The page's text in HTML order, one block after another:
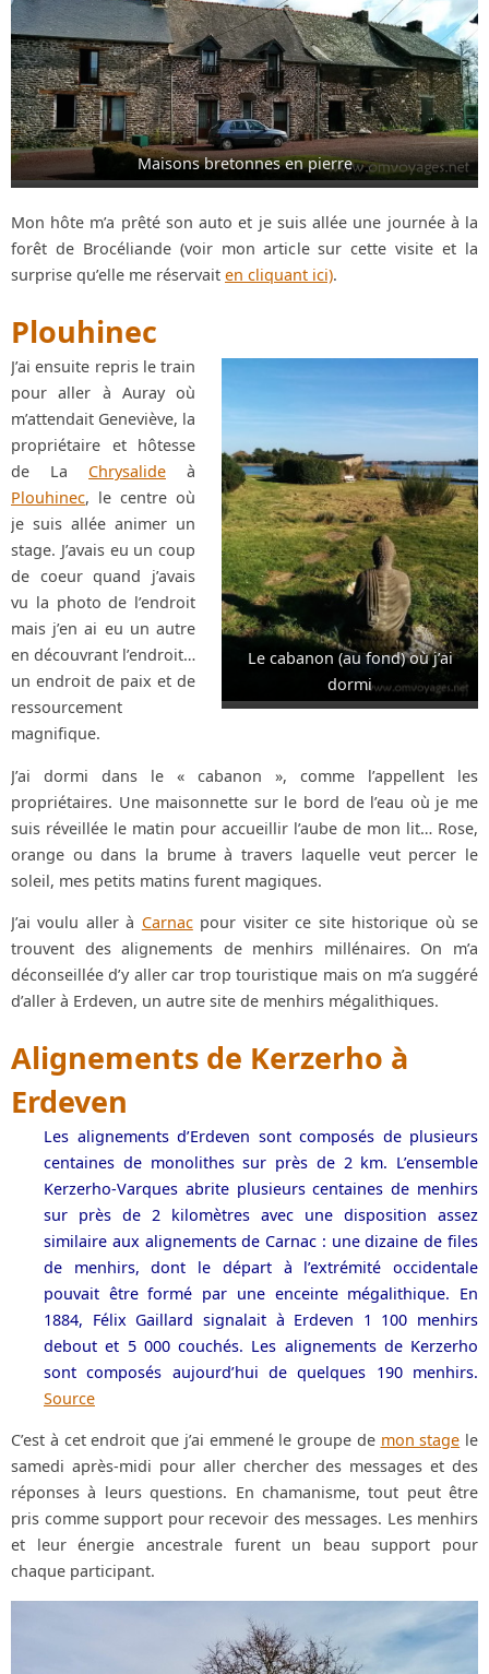
Maisons bretonnes en pierre
Mon hôte m’a prêté son auto et je suis allée une journée à la
forêt de Brocéliande (voir mon article sur cette visite et la
surprise qu’elle me réservait en cliquant ici).
Plouhinec
Le cabanon (au fond) où j’ai
dormi
J’ai ensuite repris le train
pour aller à Auray où
m’attendait Geneviève, la
propriétaire et hôtesse
de La Chrysalide à
Plouhinec, le centre où
je suis allée animer un
stage. J’avais eu un coup
de coeur quand j’avais
vu la photo de l’endroit
mais j’en ai eu un autre
en découvrant l’endroit…
un endroit de paix et de
ressourcement
magnifique.
J’ai dormi dans le « cabanon », comme l’appellent les
propriétaires. Une maisonnette sur le bord de l’eau où je me
suis réveillée le matin pour accueillir l’aube de mon lit… Rose,
orange ou dans la brume à travers laquelle veut percer le
soleil, mes petits matins furent magiques.
J’ai voulu aller à Carnacpour visiter ce site historique où se
trouvent des alignements de menhirs millénaires. On m’a
déconseillée d’y aller car trop touristique mais on m’a suggéré
d’aller à Erdeven, un autre site de menhirs mégalithiques.
Alignements de Kerzerho à
Erdeven
Les alignements d’Erdeven sont composés de plusieurs
centaines de monolithes sur près de 2 km. L’ensemble
Kerzerho-Varques abrite plusieurs centaines de menhirs
sur près de 2 kilomètres avec une disposition assez
similaire aux alignements de Carnac : une dizaine de files
de menhirs, dont le départ à l’extrémité occidentale
pouvait être formé par une enceinte mégalithique. En
1884, Félix Gaillard signalait à Erdeven 1 100 menhirs
debout et 5 000 couchés. Les alignements de Kerzerho
sont composés aujourd’hui de quelques 190 menhirs.
Source
C’est à cet endroit que j’ai emmené le groupe de mon stage le
samedi après-midi pour aller chercher des messages et des
réponses à leurs questions. En chamanisme, tout peut être
pris comme support pour recevoir des messages. Les menhirs
et leur énergie ancestrale furent un beau support pour
chaque participant.